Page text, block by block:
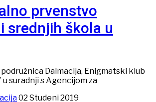
prvenstvo
srednjih škola u
Dalmacija, Enigmatski klub
u suradnji s Agencijom za
02 Studeni 2019